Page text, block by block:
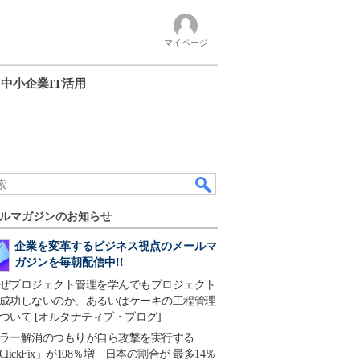
マイページ
中小企業IT活用
マガジンのお知らせ
企業を変革するビジネス視点のメールマ
ガジンを毎朝配信中!!
プロジェクト管理を学んでもプロジェクト
功しないのか、あるいはケーキの工程管理
いて [オルタナティブ・ブログ]
ー解消のつもりが自ら攻撃を実行する
」が108％増 日本の割合が 最多14％